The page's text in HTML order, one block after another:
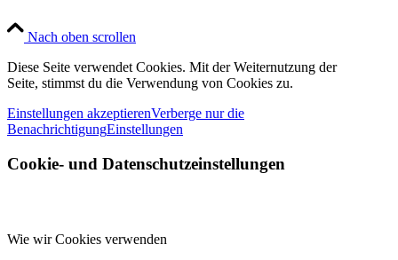
Nach oben scrollen
Diese Seite verwendet Cookies. Mit der Weiternutzung der
Seite, stimmst du die Verwendung von Cookies zu.
Einstellungen akzeptierenVerberge nur die
BenachrichtigungEinstellungen
Cookie- und Datenschutzeinstellungen
Wie wir Cookies verwenden